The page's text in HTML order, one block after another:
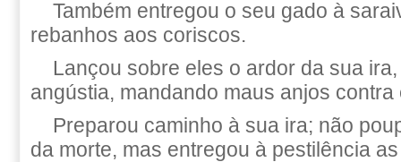
Também entregou o seu gado à
rebanhos aos coriscos.
Lançou sobre eles o ardor da sua
angústia, mandando maus anjos contra
Preparou caminho à sua ira; não
da morte, mas entregou à pestilência